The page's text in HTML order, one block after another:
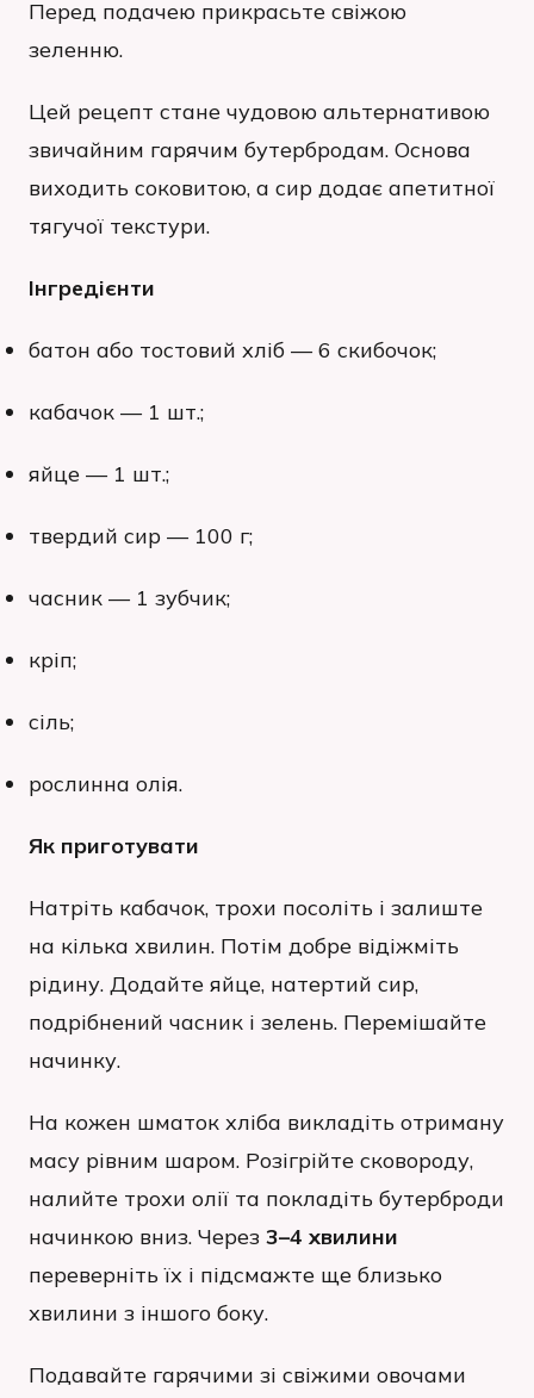
Перед подачею прикрасьте свіжою
зеленню.
Цей рецепт стане чудовою альтернативою
звичайним гарячим бутербродам. Основа
виходить соковитою, а сир додає апетитної
тягучої текстури.
Інгредієнти
батон або тостовий хліб — 6 скибочок;
кабачок — 1 шт.;
яйце — 1 шт.;
твердий сир — 100 г;
часник — 1 зубчик;
кріп;
сіль;
рослинна олія.
Як приготувати
Натріть кабачок, трохи посоліть і залиште
на кілька хвилин. Потім добре відіжміть
рідину. Додайте яйце, натертий сир,
подрібнений часник і зелень. Перемішайте
начинку.
На кожен шматок хліба викладіть отриману
масу рівним шаром. Розігрійте сковороду,
налийте трохи олії та покладіть бутерброди
начинкою вниз. Через 3–4 хвилини
переверніть їх і підсмажте ще близько
хвилини з іншого боку.
Подавайте гарячими зі свіжими овочами